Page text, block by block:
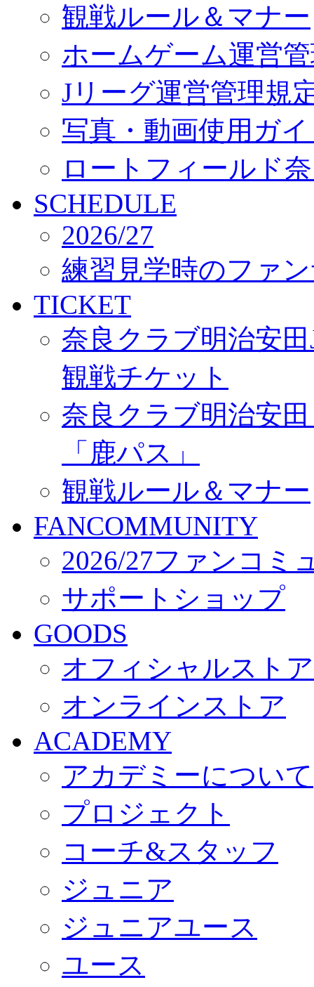
観戦ルール＆マナー
ホームゲーム運営
Jリーグ運営管理規
写真・動画使用ガ
ロートフィールド
SCHEDULE
2026/27
練習見学時のファ
TICKET
奈良クラブ明治安
観戦チケット
奈良クラブ明治安
「鹿パス」
観戦ルール＆マナー
FANCOMMUNITY
2026/27ファンコミ
サポートショップ
GOODS
オフィシャルスト
オンラインストア
ACADEMY
アカデミーについて
プロジェクト
コーチ&スタッフ
ジュニア
ジュニアユース
ユース